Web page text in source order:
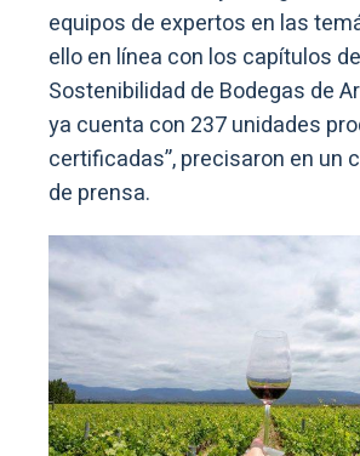
equipos de expertos en las
ello en línea con los capítulos
Sostenibilidad de Bodegas de
ya cuenta con 237 unidades
certificadas”, precisaron en un
de prensa.